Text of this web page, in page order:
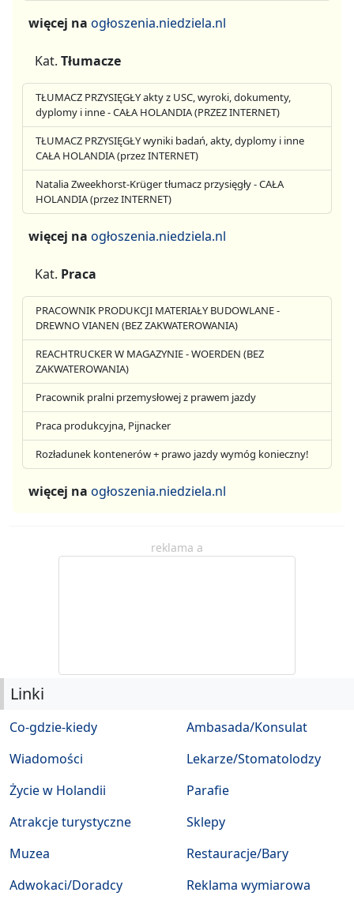
więcej na ogłoszenia.niedziela.nl
Kat. Tłumacze
TŁUMACZ PRZYSIĘGŁY akty z USC, wyroki, dokumenty,
dyplomy i inne - CAŁA HOLANDIA (PRZEZ INTERNET)
TŁUMACZ PRZYSIĘGŁY wyniki badań, akty, dyplomy i inne
CAŁA HOLANDIA (przez INTERNET)
Natalia Zweekhorst-Krüger tłumacz przysięgły - CAŁA
HOLANDIA (przez INTERNET)
więcej na ogłoszenia.niedziela.nl
Kat. Praca
PRACOWNIK PRODUKCJI MATERIAŁY BUDOWLANE -
DREWNO VIANEN (BEZ ZAKWATEROWANIA)
REACHTRUCKER W MAGAZYNIE - WOERDEN (BEZ
ZAKWATEROWANIA)
Pracownik pralni przemysłowej z prawem jazdy
Praca produkcyjna, Pijnacker
Rozładunek kontenerów + prawo jazdy wymóg konieczny!
więcej na ogłoszenia.niedziela.nl
reklama a
Linki
Co-gdzie-kiedy
Wiadomości
Życie w Holandii
Atrakcje turystyczne
Muzea
Ambasada/Konsulat
Lekarze/Stomatolodzy
Parafie
Sklepy
Restauracje/Bary
Adwokaci/Doradcy
Reklama wymiarowa